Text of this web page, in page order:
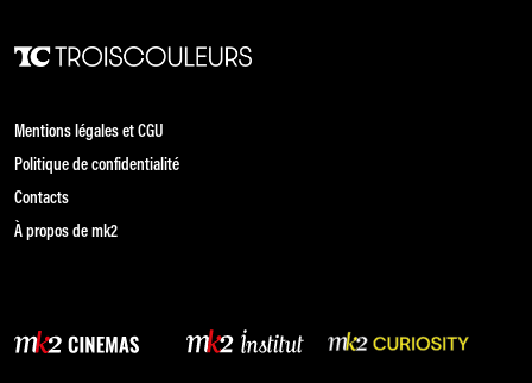
Mentions légales et CGU
Politique de confidentialité
Contacts
À propos de mk2